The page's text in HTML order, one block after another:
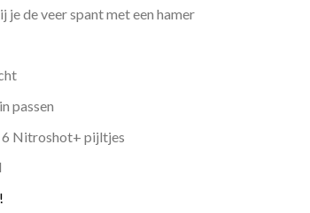
de veer spant met een hamer
passen
6 Nitroshot+ pijltjes